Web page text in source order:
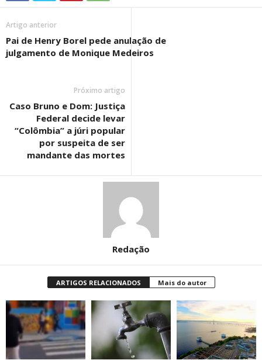
Artigo anterior
Pai de Henry Borel pede anulação de
julgamento de Monique Medeiros
Próximo artigo
Caso Bruno e Dom: Justiça
Federal decide levar
“Colômbia” a júri popular
por suspeita de ser
mandante das mortes
Redação
ARTIGOS RELACIONADOS Mais do autor